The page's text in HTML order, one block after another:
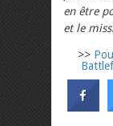
en être
et le
>>